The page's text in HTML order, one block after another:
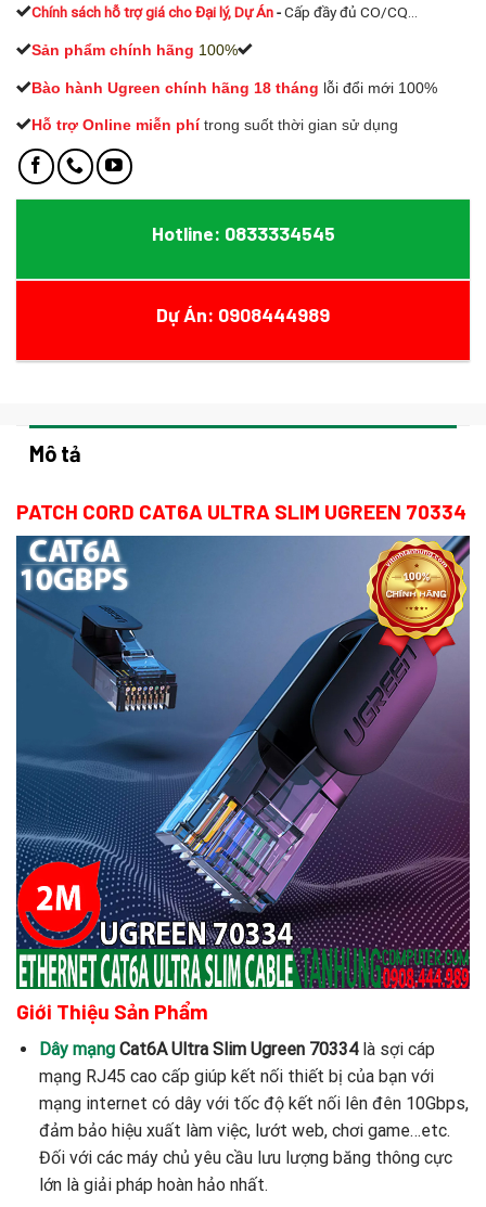
Chính sách hỗ trợ giá cho Đại lý, Dự Án-Cấp đầy đủ CO/CQ...
Sản phẩm chính hãng 100%
Bào hành Ugreen chính hãng 18 tháng lỗi đổi mới 100%
Hỗ trợ Online miễn phí trong suốt thời gian sử dụng
Hotline: 0833334545
Dự Án: 0908444989
Mô tả
PATCH CORD CAT6A ULTRA SLIM UGREEN 70334
Giới Thiệu Sản Phẩm
Dây mạng Cat6A Ultra Slim Ugreen 70334là sợi cáp
mạng RJ45 cao cấp giúp kết nối thiết bị của bạn với
mạng internet có dây với tốc độ kết nối lên đên 10Gbps,
đảm bảo hiệu xuất làm việc, lướt web, chơi game…etc.
Đối với các máy chủ yêu cầu lưu lượng băng thông cực
lớn là giải pháp hoàn hảo nhất.